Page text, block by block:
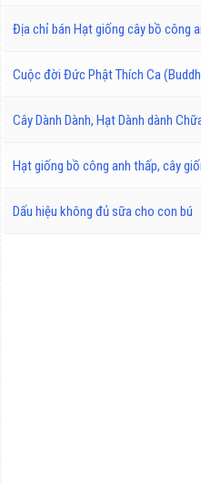
Địa chỉ bán Hạt giống cây bồ công
Cuộc đời Đức Phật Thích Ca
Cây Dành Dành, Hạt Dành dành
Hạt giống bồ công anh thấp, cây
Dấu hiệu không đủ sữa cho con bú